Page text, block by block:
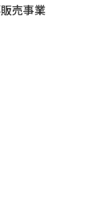
売事業